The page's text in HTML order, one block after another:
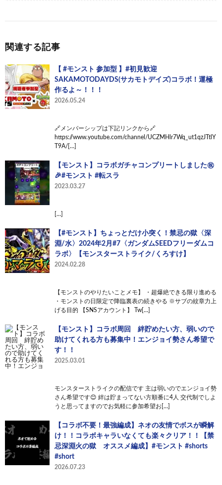
関連する記事
【 #モンスト 参加型 】#初見歓迎
SAKAMOTODAYDS(サカモトデイズ)コラボ！運極
作るよ～！！！
2026.05.24
🔗メンバーシップは下記リンクから🔗
https://www.youtube.com/channel/UCZMHlr7Wq_ut1qzJTtlY
T9A/[…]
【モンスト】コラボガチャコンプリートしました㊗️
🎉#モンスト #転スラ
2023.03.27
[…]
【#モンスト】ちょっとだけ小突く！禁忌の獄〈深
淵/水〉2024年2月#7〈ガンダムSEEDフリーダムコ
ラボ〉【モンスターストライク/くろすけ】
2024.02.28
【モンストのやりたいことメモ】 ・超爆絶できる限り進める
・モンストの日限定で降臨裏表の続きやる ※サブの紋章力上
げる目的 【SNSアカウント】 Tw[…]
【モンスト】コラボ周回 絆貯めたい方、弱いので
助けてくれる方も募集中！エンジョイ勢さん希望で
す！！
2025.03.01
モンスターストライクの配信です 主は弱いのでエンジョイ勢
さん希望です😊 絆は貯まってない方順番に4人 交代制でしよ
うと思ってますのでお気軽に参加希望お[…]
【コラボ不要！最強編成】ネオの友情でボスが瞬解
け！！コラボキャラいなくても楽々クリア！！【禁
忌深淵火の獄 オススメ編成】#モンスト #shorts
#short
2026.07.23